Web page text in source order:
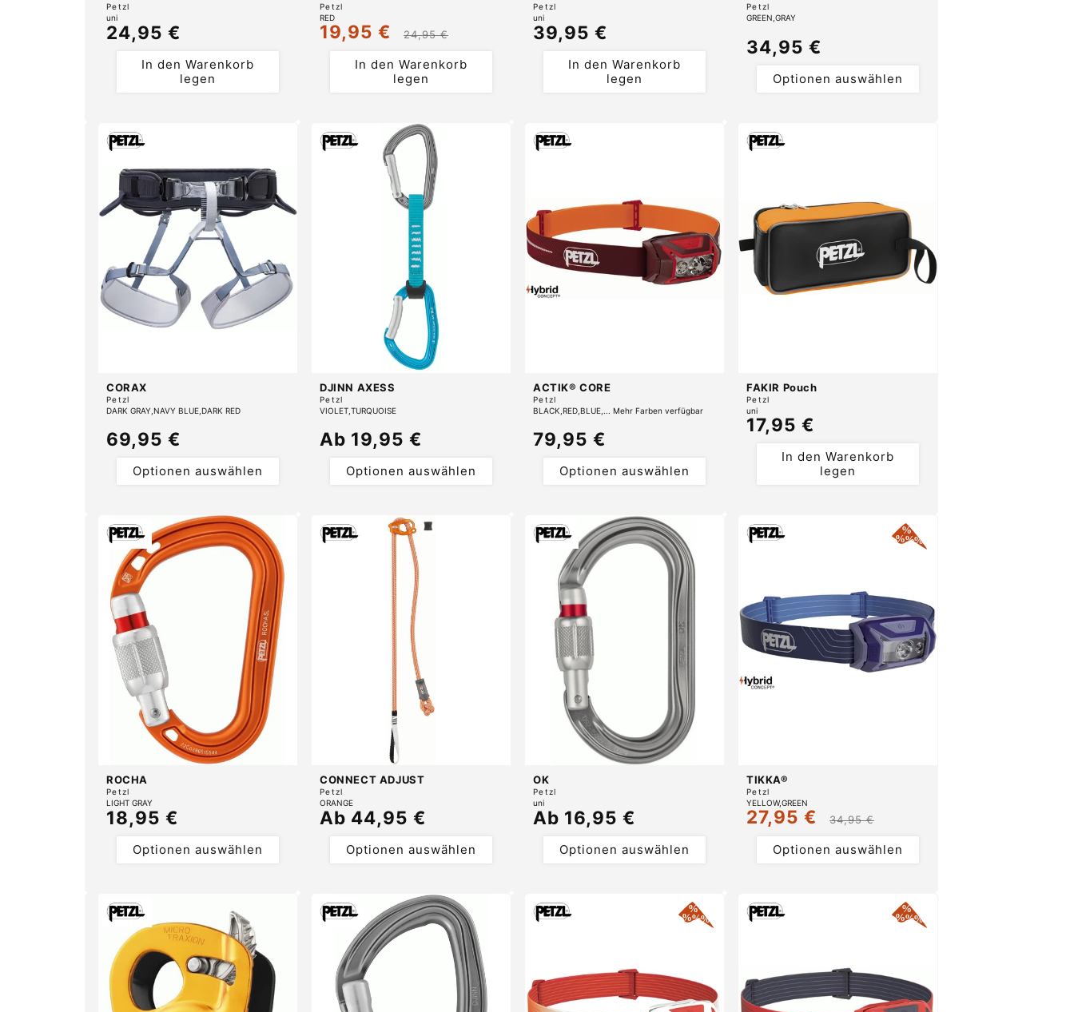
Anbieter:
Petzl
uni
Normaler
24,95 €
In den Warenkorb
legen
Anbieter:
Petzl
RED
Verkaufspreis
19,95 €
Normaler
24,95 €
In den Warenkorb
legen
Anbieter:
Petzl
uni
Normaler
39,95 €
In den Warenkorb
legen
Anbieter:
Petzl
GREEN GRAY
Normaler
34,95 €
Optionen auswählen
CORAX
Anbieter:
Petzl
DARK GRAY NAVY BLUE DARK RED
Normaler
69,95 €
Optionen auswählen
DJINN AXESS
Anbieter:
Petzl
VIOLET TURQUOISE
Normaler
Ab 19,95 €
Optionen auswählen
ACTIK® CORE
Anbieter:
Petzl
BLACK RED BLUE ... Mehr Farben verfügbar
Normaler
79,95 €
Optionen auswählen
FAKIR Pouch
Anbieter:
Petzl
uni
Normaler
17,95 €
In den Warenkorb
legen
ROCHA
Anbieter:
Petzl
LIGHT GRAY
Normaler
18,95 €
Optionen auswählen
CONNECT ADJUST
Anbieter:
Petzl
ORANGE
Normaler
Ab 44,95 €
Optionen auswählen
OK
Anbieter:
Petzl
uni
Normaler
Ab 16,95 €
Optionen auswählen
TIKKA®
Anbieter:
Petzl
YELLOW GREEN
Verkaufspreis
27,95 €
Normaler
34,95 €
Optionen auswählen